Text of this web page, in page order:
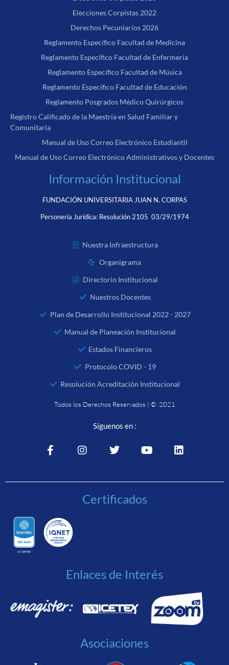
Elecciones Corpistas 2022
Derechos Pecuniarios 2026
Reglamento Específico Facultad de Medicina
Reglamento Específico Facultad de Enfermería
Reglamento Específico Facultad de Música
Reglamento Específico Facultad de Educación
Reglamento Posgrados Médico Quirúrgicos
Registro Calificado de la Maestría en Salud Familiar y
Comunitaria
Manual de Uso Correo Electrónico Estudiantil
Manual de Uso Correo Electrónico Administrativos y Docentes
Información Institucional
FUNDACIÓN UNIVERSITARIA JUAN N. CORPAS
Personería Jurídica: Resolución 2105 03/29/1974
Nuestra Infraestructura
Organigrama
Directorio Institucional
Nuestros Docentes
Plan de Desarrollo Institucional 2022 - 2027
Manual de Planeación Institucional
Estados Financieros
Protocolo COVID - 19
Resolución Acreditación Institucional
Todos los Derechos Reservados | © 2021
Síguenos en :
Certificados
Enlaces de Interés
Asociaciones